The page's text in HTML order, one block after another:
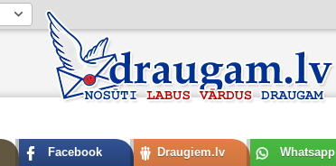
Facebook Draugiem.lv Whatsapp